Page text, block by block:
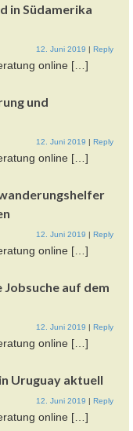
in Südamerika
12. Juni 2019 | Reply
online […]
und
12. Juni 2019 | Reply
online […]
12. Juni 2019 | Reply
online […]
auf dem
12. Juni 2019 | Reply
online […]
Uruguay aktuell
12. Juni 2019 | Reply
online […]